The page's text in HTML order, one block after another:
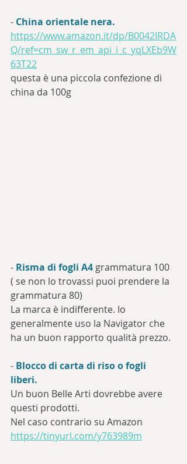
- China orientale nera.
https://www.amazon.it/dp/B0042IRDA
Q/ref=cm_sw_r_em_api_i_c_yqLXEb9W
63T22
questa è una piccola confezione di
china da 100g
- Risma di fogli A4 grammatura 100
( se non lo trovassi puoi prendere la
grammatura 80)
La marca è indifferente. Io
generalmente uso la Navigator che
ha un buon rapporto qualità prezzo.
- Blocco di carta di riso o fogli
liberi.
Un buon Belle Arti dovrebbe avere
questi prodotti.
Nel caso contrario su Amazon
https://tinyurl.com/y763989m